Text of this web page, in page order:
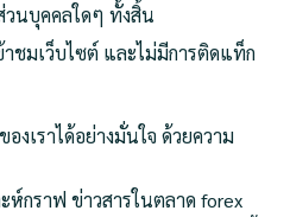
วนบุคคลใดๆ ทั้งสิ้น
าชมเว็บไซต์ และไม่มีการติดแท็ก
งเราได้อย่างมั่นใจ ด้วยความ
กราฟ ข่าวสารในตลาด forex